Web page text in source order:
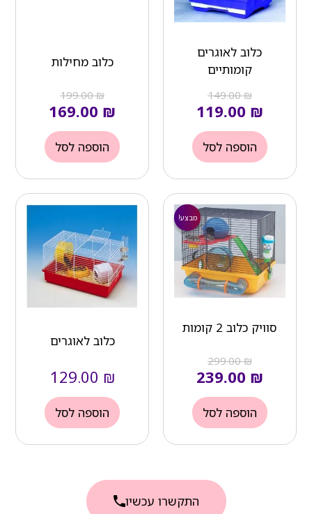
כלוב לאוגרים
קומותיים
₪
149.00
₪
הוספה לסל
כלוב מחילות
₪
199.00
₪
הוספה לסל
מבצע!
מבצע!
סוויק כלוב 2 קומות
₪
299.00
המחיר
המקורי
היה:
₪ 299.00.
₪
המחיר
הנוכחי
הוא:
₪ 239.00.
הוספה לסל
כלוב לאוגרים
₪
הוספה לסל
התקשרו עכשיו